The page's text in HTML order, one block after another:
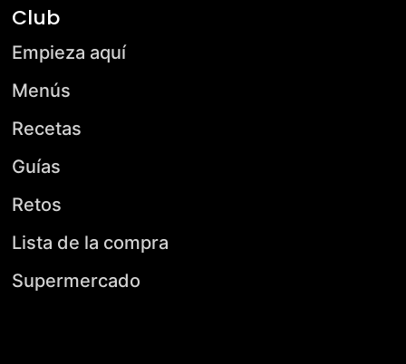
Club
Empieza aquí
Menús
Recetas
Guías
Retos
Lista de la compra
Supermercado